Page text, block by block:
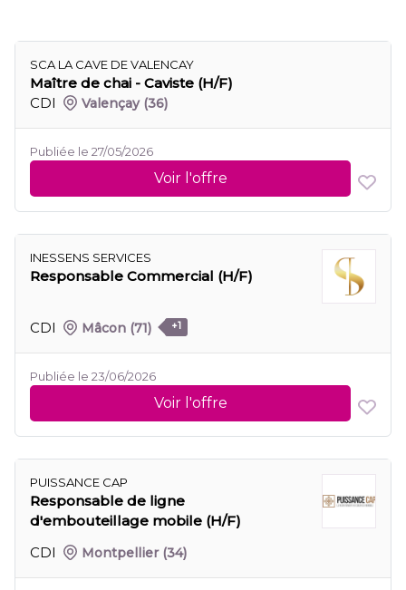
SCA LA CAVE DE VALENCAY
Maître de chai - Caviste (H/F)
CDI
Valençay (36)
Publiée le 27/05/2026
Voir l'offre
INESSENS SERVICES
Responsable Commercial (H/F)
CDI Mâcon (71) +1
Publiée le 23/06/2026
Voir l'offre
PUISSANCE CAP
Responsable de ligne
d'embouteillage mobile (H/F)
CDI
Montpellier (34)